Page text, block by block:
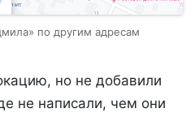
по другим адресам
но не добавили
не написали, чем они